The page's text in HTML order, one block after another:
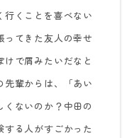
行くことを喜べない
てきた友人の幸せ
で屑みたいだなと
輩からは、「あい
ないのか？中田の
る人がすごかった